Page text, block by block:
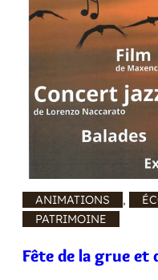
ANIMATIONS ,
PATRIMOINE
Fête de la grue et